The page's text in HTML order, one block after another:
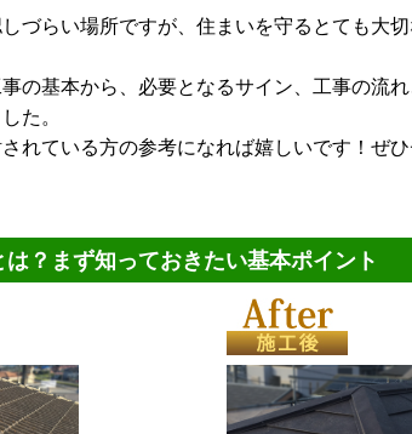
づらい場所ですが、住まいを守るとても大切
の基本から、必要となるサイン、工事の流
た。
れている方の参考になれば嬉しいです！ぜ
？まず知っておきたい基本ポイント